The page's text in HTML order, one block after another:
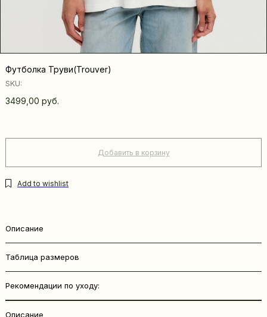
Футболка Труви(Trouver)
SKU:
3499,00 руб.
Добавить в корзину
Описание
Таблица размеров
Рекомендации по уходу:
Описание